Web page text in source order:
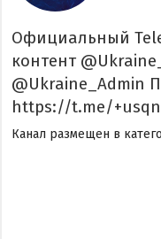
Официальный
контент
@Ukraine_Admin
https://t.me/
Канал размещен в